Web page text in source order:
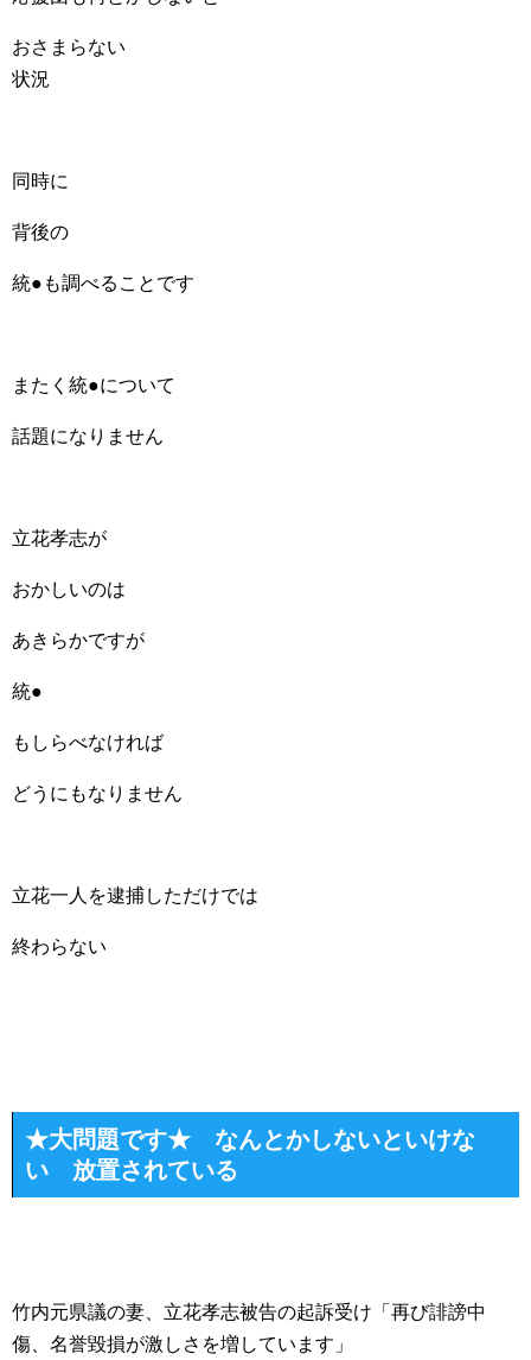
おさまらない
状況
同時に
背後の
統●も調べることです
またく統●について
話題になりません
立花孝志が
おかしいのは
あきらかですが
統●
もしらべなければ
どうにもなりません
立花一人を逮捕しただけでは
終わらない
★大問題です★ なんとかしないといけな
い 放置されている
竹内元県議の妻、立花孝志被告の起訴受け「再び誹謗中
傷、名誉毀損が激しさを増しています」